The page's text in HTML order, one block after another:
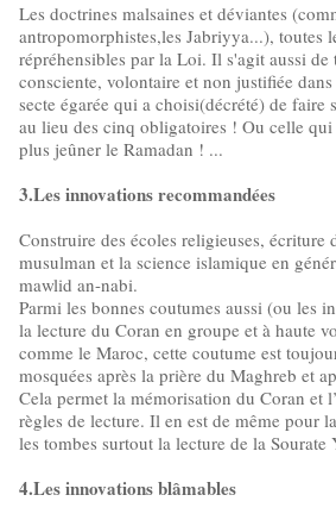
Les doctrines malsaines et déviantes
antropomorphistes,les Jabriyya...), toutes
répréhensibles par la Loi. Il s'agit aussi de
consciente, volontaire et non justifiée
secte égarée qui a choisi(décrété) de faire
au lieu des cinq obligatoires ! Ou celle
plus jeûner le Ramadan ! ...
3.Les innovations recommandées
Construire des écoles religieuses, écriture
musulman et la science islamique en
mawlid an-nabi.
Parmi les bonnes coutumes aussi (ou les
la lecture du Coran en groupe et à haute
comme le Maroc, cette coutume est
mosquées après la prière du Maghreb et
Cela permet la mémorisation du Coran et
règles de lecture. Il en est de même pour
les tombes surtout la lecture de la Sourate
4.Les innovations blâmables